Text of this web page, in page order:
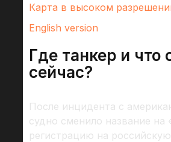
Карта в высоком
English version
Где танкер и что
сейчас?
После инцидента с
судно сменило название на
регистрацию на